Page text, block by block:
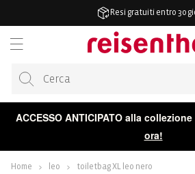
Resi gratuiti entro 30
ACCESSO ANTICIPATO alla collezione
ora!
Home leo toiletbag XL leo nero